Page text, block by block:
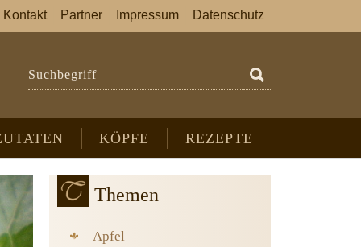
Suchbegriff
KÖPFE REZEPTE
Kontakt Partner Impressum Datenschutz
Themen
Apfel